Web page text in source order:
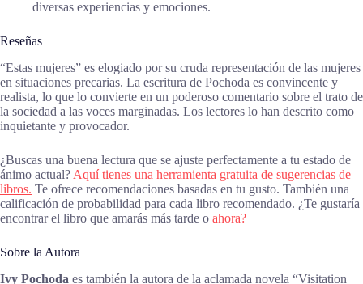
diversas experiencias y emociones.
Reseñas
“Estas mujeres” es elogiado por su cruda representación de las mujeres
en situaciones precarias. La escritura de Pochoda es convincente y
realista, lo que lo convierte en un poderoso comentario sobre el trato de
la sociedad a las voces marginadas. Los lectores lo han descrito como
inquietante y provocador.
¿Buscas una buena lectura que se ajuste perfectamente a tu estado de
ánimo actual? Aquí tienes una herramienta gratuita de sugerencias de
libros. Te ofrece recomendaciones basadas en tu gusto. También una
calificación de probabilidad para cada libro recomendado. ¿Te gustaría
encontrar el libro que amarás más tarde o ahora?
Sobre la Autora
Ivy Pochoda es también la autora de la aclamada novela “Visitation